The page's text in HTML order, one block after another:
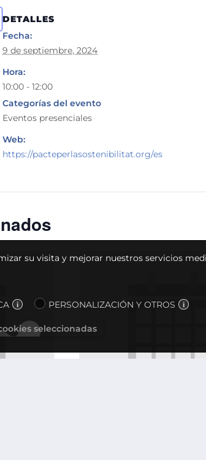
DETALLES
Fecha:
9 de septiembre, 2024
Hora:
10:00 - 12:00
Categorías del evento
Eventos presenciales
Web:
https://pacteperlasostenibilitat.org/es
su visita y mejorar nuestros servicios
PERSONALIZACIÓN Y OTROS
seleccionadas